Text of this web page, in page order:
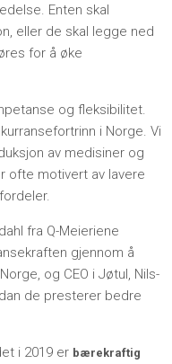
Enten skal
eller de skal legge ned
for å øke
og fleksibilitet.
i Norge. Vi
av medisiner og
ofte motivert av lavere
fra Q-Meieriene
gjennom å
og CEO i Jøtul, Nils-
de presterer bedre
i 2019 er bærekraftig